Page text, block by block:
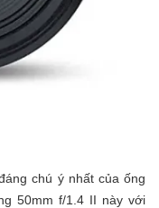
chú ý nhất của ống
50mm f/1.4 II này với